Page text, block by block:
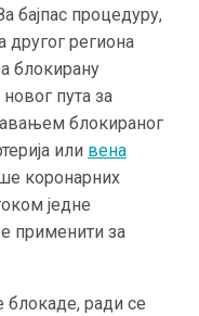
бајпас процедуру,
другог региона
блокирану
пута за
блокираног
или вена
коронарних
једне
применити за
блокаде, ради се